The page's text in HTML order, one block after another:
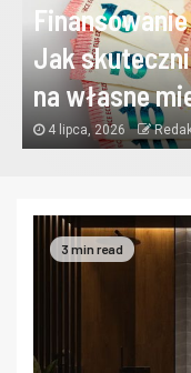
Jak
na własne
4 lipca, 2026
3 min read